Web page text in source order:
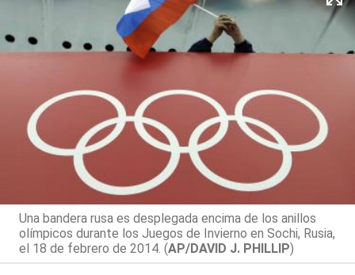
Una bandera rusa es desplegada encima de los anillos
olímpicos durante los Juegos de Invierno en Sochi, Rusia,
el 18 de febrero de 2014. (AP/DAVID J. PHILLIP)